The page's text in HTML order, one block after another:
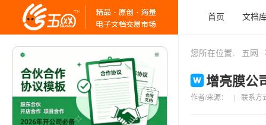
首页 文档
您所在位置: 五网
增亮膜公
作者/来源： 联系方